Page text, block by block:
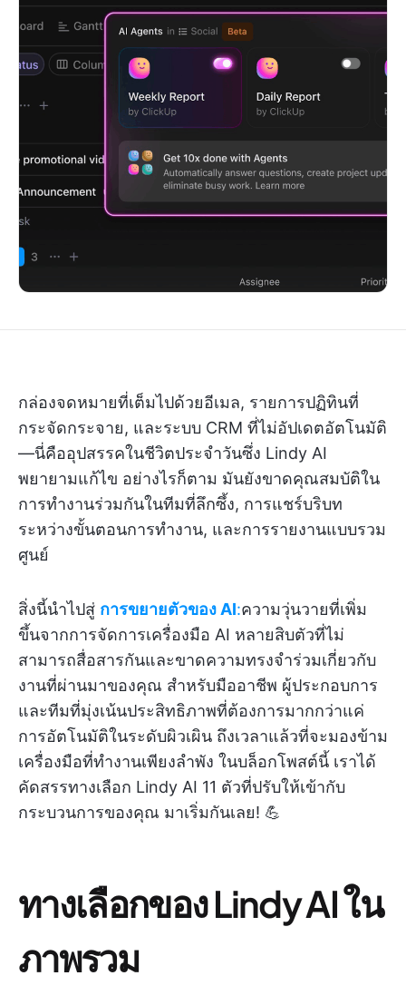
กล่องจดหมายที่เต็มไปด้วยอีเมล, รายการปฏิทินที่
กระจัดกระจาย, และระบบ CRM ที่ไม่อัปเดตอัตโนมัติ
—นี่คืออุปสรรคในชีวิตประจำวันซึ่ง Lindy AI
พยายามแก้ไข อย่างไรก็ตาม มันยังขาดคุณสมบัติใน
การทำงานร่วมกันในทีมที่ลึกซึ้ง, การแชร์บริบท
ระหว่างขั้นตอนการทำงาน, และการรายงานแบบรวม
ศูนย์
สิ่งนี้นำไปสู่ การขยายตัวของ AI:ความวุ่นวายที่เพิ่ม
ขึ้นจากการจัดการเครื่องมือ AI หลายสิบตัวที่ไม่
สามารถสื่อสารกันและขาดความทรงจำร่วมเกี่ยวกับ
งานที่ผ่านมาของคุณ สำหรับมืออาชีพ ผู้ประกอบการ
และทีมที่มุ่งเน้นประสิทธิภาพที่ต้องการมากกว่าแค่
การอัตโนมัติในระดับผิวเผิน ถึงเวลาแล้วที่จะมองข้าม
เครื่องมือที่ทำงานเพียงลำพัง ในบล็อกโพสต์นี้ เราได้
คัดสรรทางเลือก Lindy AI 11 ตัวที่ปรับให้เข้ากับ
กระบวนการของคุณ มาเริ่มกันเลย! 💪
ทางเลือกของ Lindy AI ใน
ภาพรวม